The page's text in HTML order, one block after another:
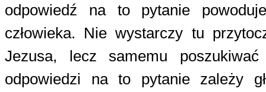
odpowiedź na to pytanie
człowieka. Nie wystarczy tu
Jezusa, lecz samemu
odpowiedzi na to pytanie zależy